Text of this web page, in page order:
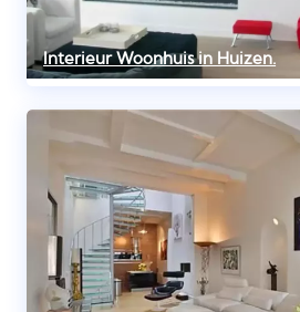
Interieur Woonhuis in Huizen.